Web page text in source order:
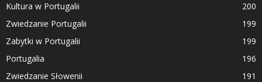
Kultura w Portugalii
200
Zwiedzanie Portugalii
199
Zabytki w Portugalii
199
Portugalia
196
Zwiedzanie Słowenii
191